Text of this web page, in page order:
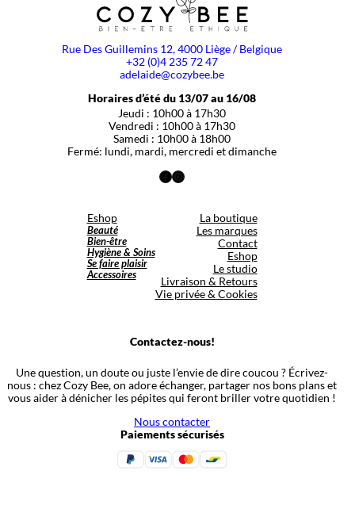
Rue Des Guillemins 12, 4000 Liège / Belgique
+32 (0)4 235 72 47
adelaide@cozybee.be
Horaires d’été du 13/07 au 16/08
Jeudi : 10h00 à 17h30
Vendredi : 10h00 à 17h30
Samedi : 10h00 à 18h00
Fermé: lundi, mardi, mercredi et dimanche
Facebook
Instagram
Eshop
Beauté
Bien-être
Hygiène & Soins
Se faire plaisir
Accessoires
La boutique
Les marques
Contact
Eshop
Le studio
Livraison & Retours
Vie privée & Cookies
Contactez-nous!
Une question, un doute ou juste l’envie de dire coucou ? Écrivez-
nous : chez Cozy Bee, on adore échanger, partager nos bons plans et
vous aider à dénicher les pépites qui feront briller votre quotidien !
Nous contacter
Paiements sécurisés